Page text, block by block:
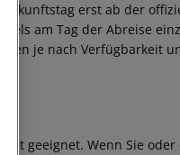
erst ab der
am Tag der Abreise
je nach Verfügbarkeit
geeignet. Wenn Sie